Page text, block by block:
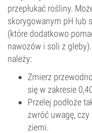
przepłukać rośliny.
skorygowanym pH lub
(które dodatkowo
nawozów i soli z
należy:
Zmierz
się w zakresie
Przelej podłoże
zwróć uwagę,
ziemi.